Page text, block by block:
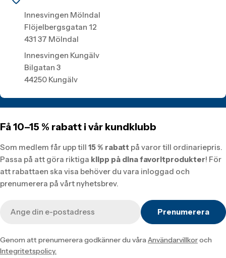
Innesvingen Mölndal
Flöjelbergsgatan 12
431 37 Mölndal
Innesvingen Kungälv
Bilgatan 3
44250 Kungälv
Få 10–15 % rabatt i vår kundklubb
Som medlem får upp till 15 % rabatt på varor till ordinariepris.
Passa på att göra riktiga klipp på dina favoritprodukter! För
att rabattaen ska visa behöver du vara inloggad och
prenumerera på vårt nyhetsbrev.
post
Prenumerera
Genom att prenumerera godkänner du våraAnvändarvillkoroch
Integritetspolicy.